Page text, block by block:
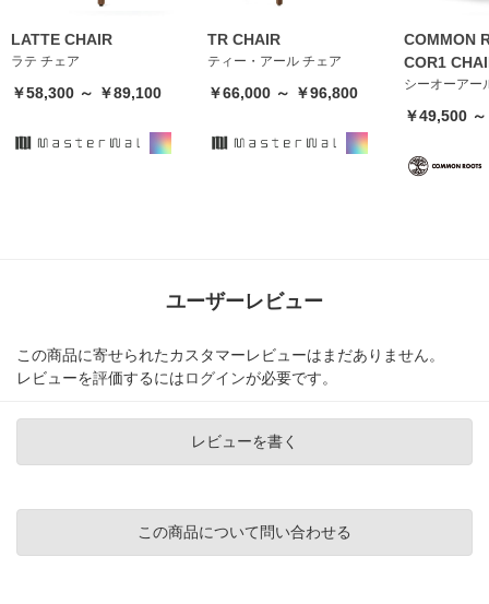
LATTE CHAIR
ラテ チェア
￥58,300 ～ ￥89,100
TR CHAIR
ティー・アール チェア
￥66,000 ～ ￥96,800
COMMON
COR1
シーオーアー
￥49,500
ユーザーレビュー
この商品に寄せられたカスタマーレビューはまだありません。
レビューを評価するにはログインが必要です。
レビューを書く
この商品について問い合わせる